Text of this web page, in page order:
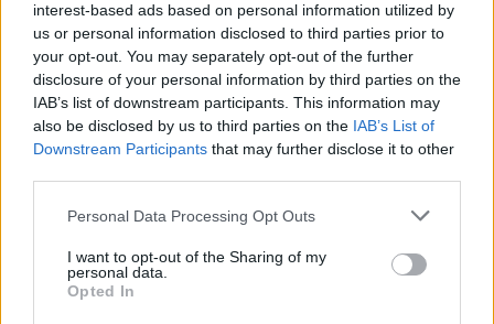
interest-based ads based on personal information utilized by
us or personal information disclosed to third parties prior to
your opt-out. You may separately opt-out of the further
disclosure of your personal information by third parties on the
IAB’s list of downstream participants. This information may
also be disclosed by us to third parties on the IAB’s List of
Downstream Participants that may further disclose it to other
Please note that this website/app uses one or more Google
not limited to your visit or usage behaviour. You may click to
grant or deny consent to Google and its third-party tags to
use your data for below specified purposes in below Google
Personal Data Processing Opt Outs
I want to opt-out of the Sharing of my
personal data.
Opted In
Infos.fr Unit